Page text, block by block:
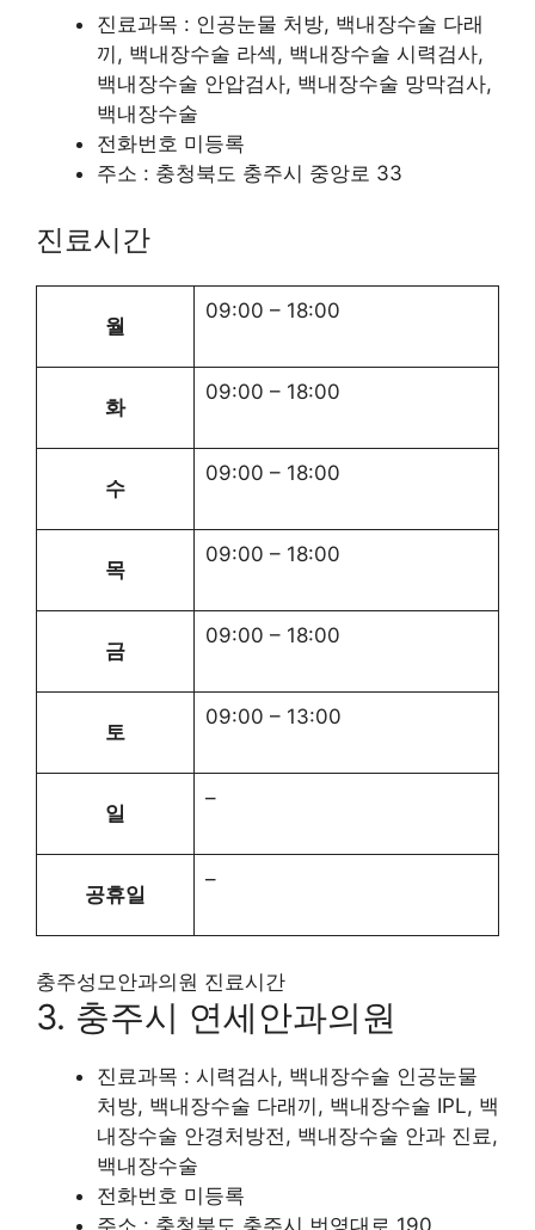
진료과목 : 인공눈물 처방, 백내장수술 다래
끼, 백내장수술 라섹, 백내장수술 시력검사,
백내장수술 안압검사, 백내장수술 망막검사,
백내장수술
전화번호 미등록
주소 : 충청북도 충주시 중앙로 33
진료시간
월
09:00 – 18:00
화
09:00 – 18:00
수
09:00 – 18:00
목
09:00 – 18:00
금
09:00 – 18:00
토
09:00 – 13:00
일
–
공휴일
–
충주성모안과의원 진료시간
3. 충주시 연세안과의원
진료과목 : 시력검사, 백내장수술 인공눈물
처방, 백내장수술 다래끼, 백내장수술 IPL, 백
내장수술 안경처방전, 백내장수술 안과 진료,
백내장수술
전화번호 미등록
주소 : 충청북도 충주시 번영대로 190